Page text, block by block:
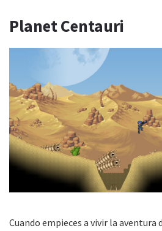
Planet Centauri
Cuando empieces a vivir la